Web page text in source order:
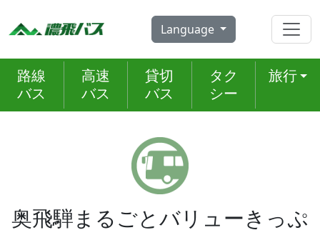
Language
路線
バス
高速
バス
貸切
バス
タク
シー
旅行
奥飛騨まるごとバリューきっぷ